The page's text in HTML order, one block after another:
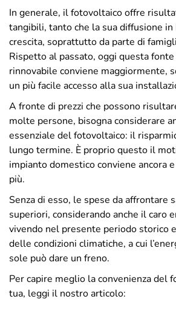
In generale, il fotovoltaico offre
tangibili, tanto che la sua diffusione
crescita, soprattutto da parte di
Rispetto al passato, oggi questa
rinnovabile conviene maggiormente,
un più facile accesso alla sua
A fronte di prezzi che possono
molte persone, bisogna considerare
essenziale del fotovoltaico: il
lungo termine. È proprio questo il
impianto domestico conviene ancora
più.
Senza di esso, le spese da affrontare
superiori, considerando anche il caro
vivendo nel presente periodo storico
delle condizioni climatiche, a cui
sole può dare un freno.
Per capire meglio la convenienza del
tua, leggi il nostro articolo: